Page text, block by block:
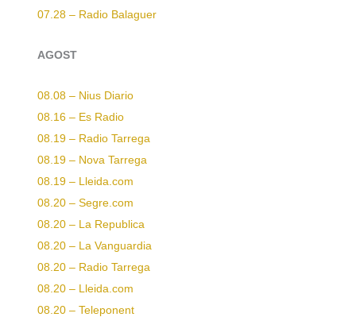
07.28 – Radio Balaguer
AGOST
08.08 – Nius Diario
08.16 – Es Radio
08.19 – Radio Tarrega
08.19 – Nova Tarrega
08.19 – Lleida.com
08.20 – Segre.com
08.20 – La Republica
08.20 – La Vanguardia
08.20 – Radio Tarrega
08.20 – Lleida.com
08.20 – Teleponent